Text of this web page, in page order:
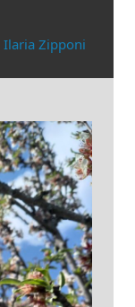
Ilaria Zipponi